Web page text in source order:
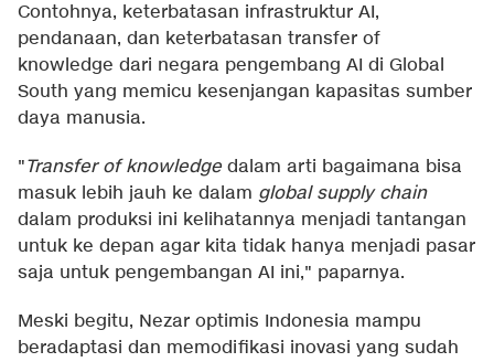
Contohnya, keterbatasan infrastruktur AI,
pendanaan, dan keterbatasan transfer of
knowledge dari negara pengembang AI di Global
South yang memicu kesenjangan kapasitas sumber
daya manusia.
"Transfer of knowledge dalam arti bagaimana bisa
masuk lebih jauh ke dalam global supply chain
dalam produksi ini kelihatannya menjadi tantangan
untuk ke depan agar kita tidak hanya menjadi pasar
saja untuk pengembangan AI ini," paparnya.
Meski begitu, Nezar optimis Indonesia mampu
beradaptasi dan memodifikasi inovasi yang sudah